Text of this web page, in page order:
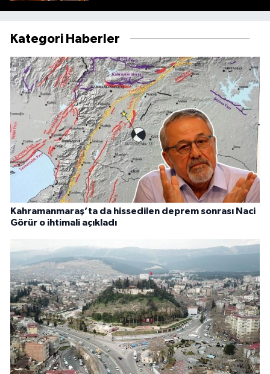
Kategori Haberler
Kahramanmaraş’ta da hissedilen deprem sonrası Naci
Görür o ihtimali açıkladı